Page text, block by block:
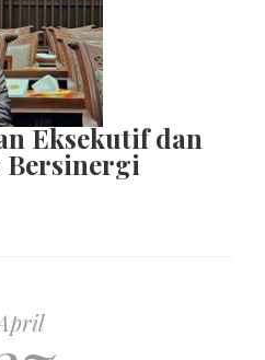
Eksekutif dan
Bersinergi